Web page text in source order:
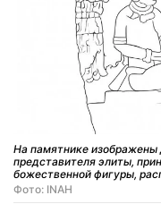
На памятнике
представителя элиты,
божественной фигуры,
Фото: INAH